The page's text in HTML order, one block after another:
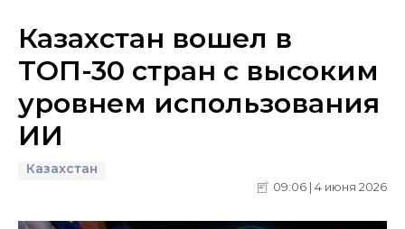
Казахстан вошел в
ТОП-30 стран с высоким
уровнем использования
ИИ
Казахстан
09:06 | 4 июня 2026